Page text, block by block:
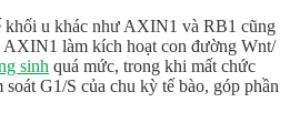
khối u khác như AXIN1 và RB1 cũng
làm kích hoạt con đường Wnt/
sinh quá mức, trong khi mất chức
G1/S của chu kỳ tế bào, góp phần